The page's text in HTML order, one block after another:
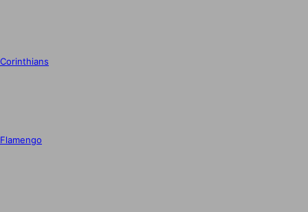
Corinthians
Flamengo